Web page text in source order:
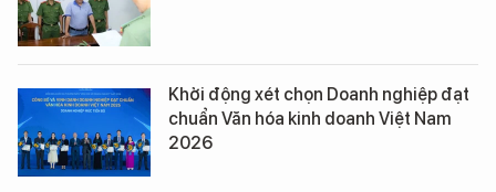
Khởi động xét chọn Doanh nghiệp đạt
chuẩn Văn hóa kinh doanh Việt Nam
2026